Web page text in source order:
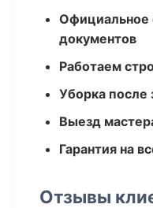
Официальное
документов
Работаем
Уборка после
Выезд
Гарантия на
Отзывы